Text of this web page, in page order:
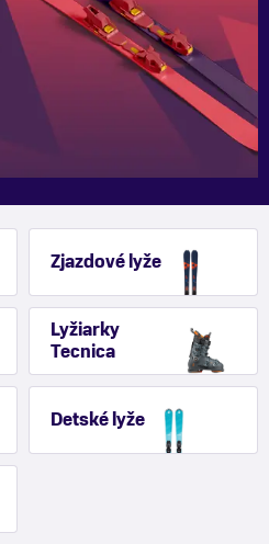
Zjazdové lyže
Lyžiarky
Tecnica
Detské lyže